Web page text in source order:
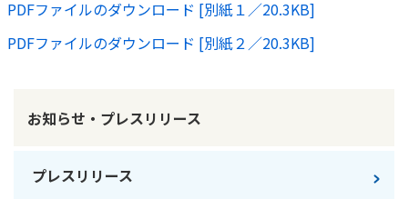
PDFファイルのダウンロード [別紙１／20.3KB]
PDFファイルのダウンロード [別紙２／20.3KB]
お知らせ・プレスリリース
プレスリリース